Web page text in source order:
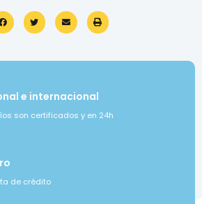
e internacional
son certificados y en 24h
de crédito